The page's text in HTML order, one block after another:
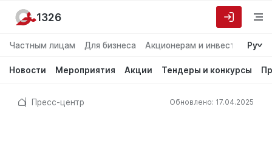
Частным лицам Для бизнеса Акционерам и инвесторам
Ру
Новости Мероприятия Акции Тендеры и конкурсы
1326
Пресс-центр Обновлено: 17.04.2025